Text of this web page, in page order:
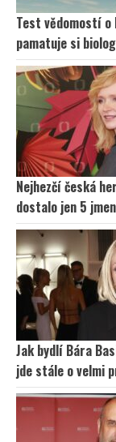
Test vědomostí o
pamatuje si
Nejhezčí česká
dostalo jen 5
Jak bydlí Bára
jde stále o velmi